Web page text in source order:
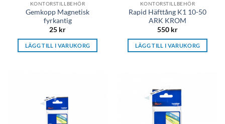
KONTORSTILLBEHÖR
Gemkopp Magnetisk
fyrkantig
25 kr
LÄGG TILL I VARUKORG
KONTORSTILLBEHÖR
Rapid Häfttång K1 10-50
ARK KROM
550 kr
LÄGG TILL I VARUKORG